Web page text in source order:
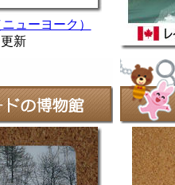
ューヨーク）
新